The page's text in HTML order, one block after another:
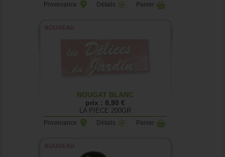
Provenance Détails Panier
NOUGAT BLANC
prix : 8,90 €
LA PIECE 200GR
Provenance Détails Panier